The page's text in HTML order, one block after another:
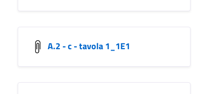
A.2 - c - tavola 1_1E1